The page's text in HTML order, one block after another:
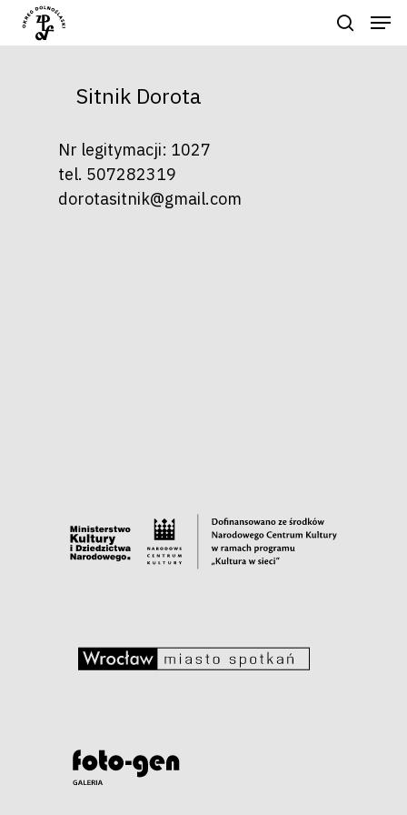
Naciśnij enter by wyszukać lub ESC
Sitnik Dorota
Nr legitymacji: 1027
tel. 507282319
dorotasitnik@gmail.com